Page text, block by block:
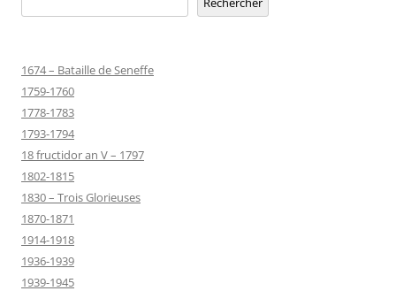
1674 – Bataille de Seneffe
1759-1760
1778-1783
1793-1794
18 fructidor an V – 1797
1802-1815
1830 – Trois Glorieuses
1870-1871
1914-1918
1936-1939
1939-1945